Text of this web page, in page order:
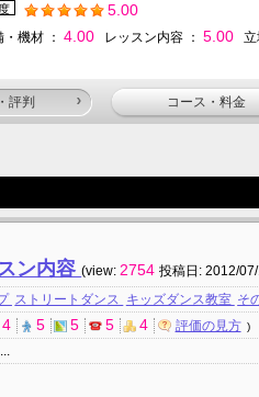
5.00
・機材 ：4.00 レッスン内容 ： 5.00 立
評判 コース・料金
ン内容(view:2754投稿日: 2012/
ストリートダンス キッズダンス教室 そ
4 5 5 5 4
評価の見方